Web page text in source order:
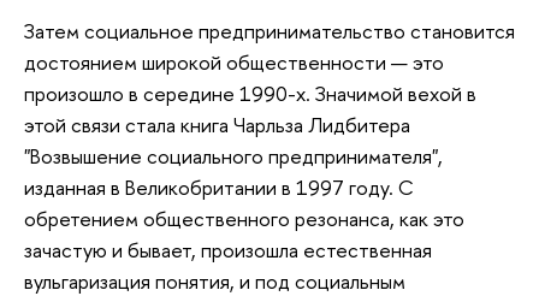
Затем социальное предпринимательство становится
достоянием широкой общественности — это
произошло в середине 1990-х. Значимой вехой в
этой связи стала книга Чарльза Лидбитера
"Возвышение социального предпринимателя",
изданная в Великобритании в 1997 году. С
обретением общественного резонанса, как это
зачастую и бывает, произошла естественная
вульгаризация понятия, и под социальным